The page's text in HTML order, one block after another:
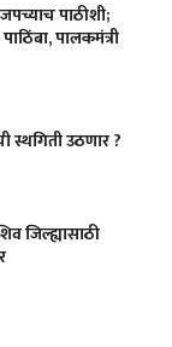
पाठीशी;
पालकमंत्री
स्थगिती उठणार ?
जिल्ह्यासाठी